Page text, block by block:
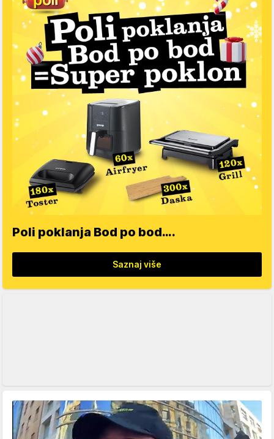
Poli poklanja Bod po bod….
Saznaj više